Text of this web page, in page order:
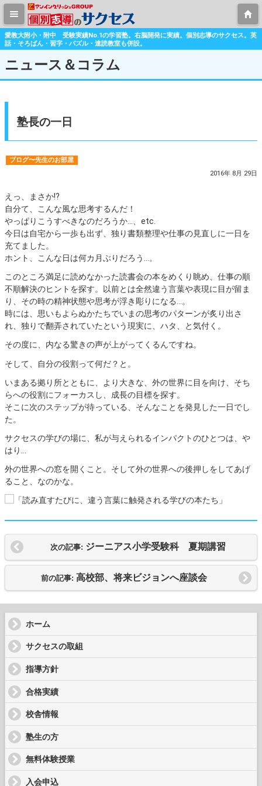
愛教大附小・附中 受験実績No.1の学習塾。右脳開発に実績。個別志導のサクセス。英
話・そろばん・習字・パズル・速読教室も併設。
ニュース＆コラム
塾長の一日
ブログ〜先生のお部屋
2016年 8月 29日
えっ、まさか⁉︎
自分て、こんな風な思考するんだ！
やっぱりこうすべきなのだろうか…、etc.
今日は自宅から一歩も出ず、独り書類整理や仕事の見直しに一日を
充てました。
ホント、こんな日は何カ月ぶりだろう…。
このところ満足に読めなかった読書会の本をめくり眺め、仕事の順
不順解決のヒントを探す。以前とは全然違う言葉や表現に目が留ま
り、その時の精神状態や思考が浮き彫りになる…。
時には、思いもよらぬかたちでいまの思考のパターンが炙り出さ
れ、独りで翻弄されていたという現実に、ハタ、と気付く。
その度に、内なる驚きの声が上がってくるんですね。
そして、自分の役割って何だ？と。
いまある拠り所とともに、より大きな、外の世界に目を向け、そち
らへの役割にフォーカスし、成長の目標を探す。
そこに次のステップが待っている、そんなことを発見した一日でし
た。
サクセスの学びの場に、私が与えられるインパクトのひとつは、や
はり…
外の世界への窓を開くこと。そして外の世界への後押しをしてあげ
ること、なのかな。
次の記事: ジーニアス小学受験科 夏期講習
前の記事: 高校部、将来ビジョンへ座談会
ホーム
サクセスの取組
指導方針
合格実績
校舎情報
塾生の方
無料体験授業
入会申込